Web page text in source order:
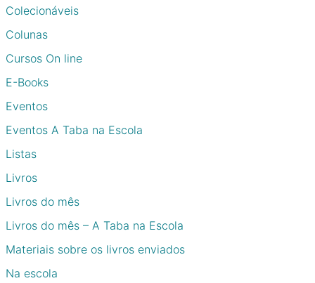
Colecionáveis
Colunas
Cursos On line
E-Books
Eventos
Eventos A Taba na Escola
Listas
Livros
Livros do mês
Livros do mês – A Taba na Escola
Materiais sobre os livros enviados
Na escola